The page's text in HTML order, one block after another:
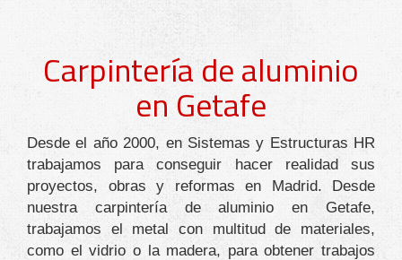
Carpintería de aluminio
en Getafe
Desde el año 2000, en Sistemas y Estructuras HR
trabajamos para conseguir hacer realidad sus
proyectos, obras y reformas en Madrid. Desde
nuestra carpintería de aluminio en Getafe,
trabajamos el metal con multitud de materiales,
como el vidrio o la madera, para obtener trabajos